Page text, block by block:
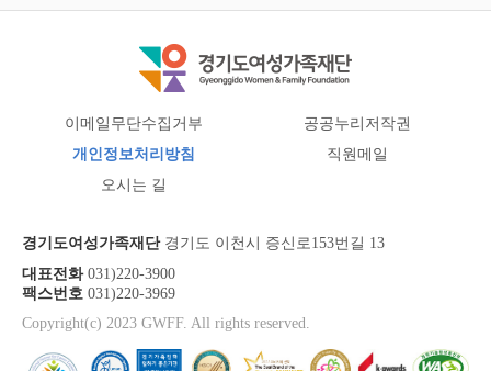
이메일무단수집거부
공공누리저작권
개인정보처리방침
직원메일
오시는 길
경기도여성가족재단경기도 이천시 증신로153번길 13
대표전화031)220-3900
팩스번호 031)220-3969
Copyright(c) 2023 GWFF. All rights reserved.